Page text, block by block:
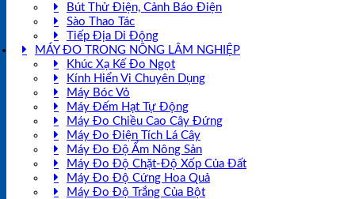
Bút Thử Điện, Cảnh Báo Điện
Sào Thao Tác
Tiếp Địa Di Động
MÁY ĐO TRONG NÔNG LÂM NGHIỆP
Khúc Xạ Kế Đo Ngọt
Kính Hiển Vi Chuyên Dụng
Máy Bóc Vỏ
Máy Đếm Hạt Tự Động
Máy Đo Chiều Cao Cây Đứng
Máy Đo Điện Tích Lá Cây
Máy Đo Độ Ẩm Nông Sản
Máy Đo Độ Chặt-Độ Xốp Của Đất
Máy Đo Độ Cứng Hoa Quả
Máy Đo Độ Trắng Của Bột